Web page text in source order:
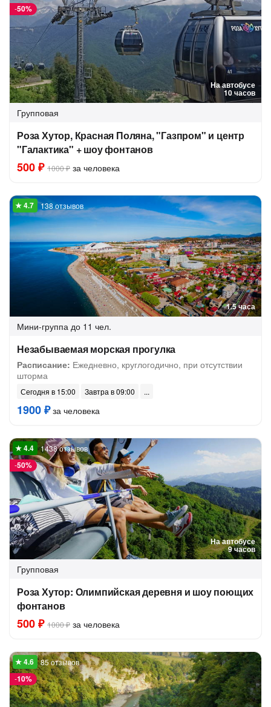
На автобусе
10 часов
-50%
Групповая
Роза Хутор, Красная Поляна, "Газпром" и центр
"Галактика" + шоу фонтанов
500 ₽ 1000 ₽ за человека
1.5 часа
138 отзывов
Мини-группа до 11 чел.
Незабываемая морская прогулка
Расписание: Ежедневно, круглогодично, при отсутствии
шторма
Сегодня в 15:00 Завтра в 09:00
1900 ₽за человека
На автобусе
9 часов
-50%
1438 отзывов
Групповая
Роза Хутор: Олимпийская деревня и шоу поющих
фонтанов
500 ₽ 1000 ₽ за человека
-10%
85 отзывов